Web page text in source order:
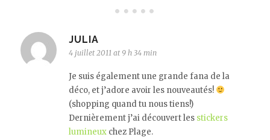
JULIA
4 juillet 2011 at 9 h 34 min
Je suis également une grande fana de la
déco, et j’adore avoir les nouveautés!
(shopping quand tu nous tiens!)
Dernièrement j’ai découvert les stickers
lumineux chez Plage.